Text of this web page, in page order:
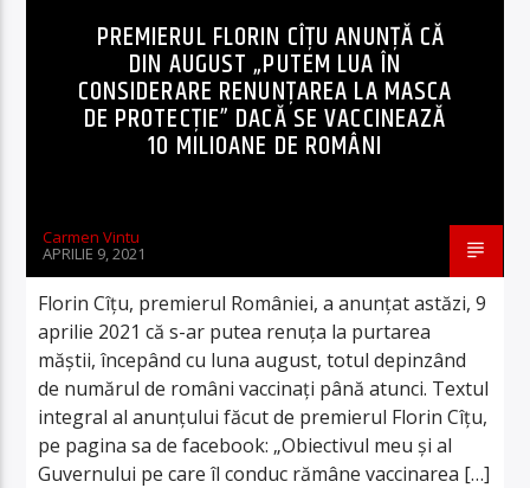
PREMIERUL FLORIN CÎȚU ANUNȚĂ CĂ
DIN AUGUST „PUTEM LUA ÎN
CONSIDERARE RENUNȚAREA LA MASCA
DE PROTECȚIE” DACĂ SE VACCINEAZĂ
10 MILIOANE DE ROMÂNI
Carmen Vintu
APRILIE 9, 2021
Florin Cîțu, premierul României, a anunțat astăzi, 9
aprilie 2021 că s-ar putea renuța la purtarea
măștii, începând cu luna august, totul depinzând
de numărul de români vaccinați până atunci. Textul
integral al anunțului făcut de premierul Florin Cîțu,
pe pagina sa de facebook: „Obiectivul meu și al
Guvernului pe care îl conduc rămâne vaccinarea […]